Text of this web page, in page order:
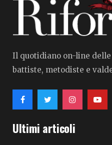
Il quotidiano on-line
battiste, metodiste e
Ultimi articoli